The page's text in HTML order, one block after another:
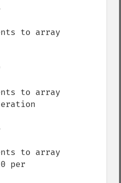
to array
to array
to array
per